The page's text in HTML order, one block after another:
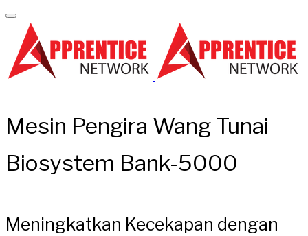
Mesin Pengira Wang Tunai
Biosystem Bank-5000
Meningkatkan Kecekapan dengan